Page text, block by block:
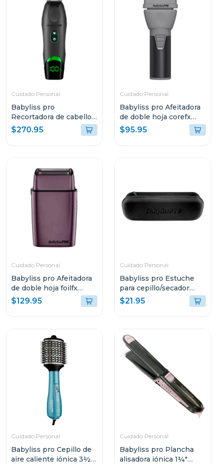
Cuidado Personal
Babyliss pro
Recortadora de cabello
de carga inalámbrica x
tomb45 t45t
$270.95
Cuidado Personal
Babyliss pro Afeitadora
de doble hoja corefx
75fs2
$95.95
Cuidado Personal
Babyliss pro Afeitadora
de doble hoja foilfx
edicion limitada s2p
$129.95
Cuidado Personal
Babyliss pro Estuche
para cepillo/secador
takt1
$21.95
Cuidado Personal
Babyliss pro Cepillo de
aire caliente iónica 3½"
Cuidado Personal
Babyliss pro Plancha
alisadora iónica 1¼"